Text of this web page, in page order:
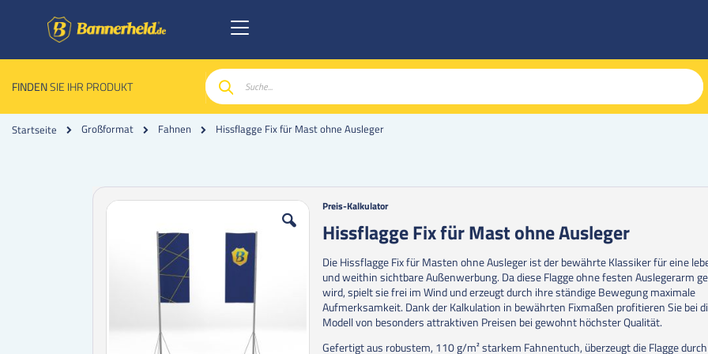
FINDENSIE IHR PRODUKT
Suche
Startseite Großformat Fahnen Hissflagge Fix für Mast ohne Ausleger
Zum
Zum
der
springen
Preis-Kalkulator
Hissflagge Fix für Mast ohne Ausleger
Die Hissflagge Fix für Masten ohne Ausleger ist der bewährte Klassiker für eine
und weithin sichtbare Außenwerbung. Da diese Flagge ohne festen Auslegerarm
wird, spielt sie frei im Wind und erzeugt durch ihre ständige Bewegung maximale
Aufmerksamkeit. Dank der Kalkulation in bewährten Fixmaßen profitieren Sie bei
Modell von besonders attraktiven Preisen bei gewohnt höchster Qualität.
Gefertigt aus robustem, 110 g/m² starkem Fahnentuch, überzeugt die Flagge